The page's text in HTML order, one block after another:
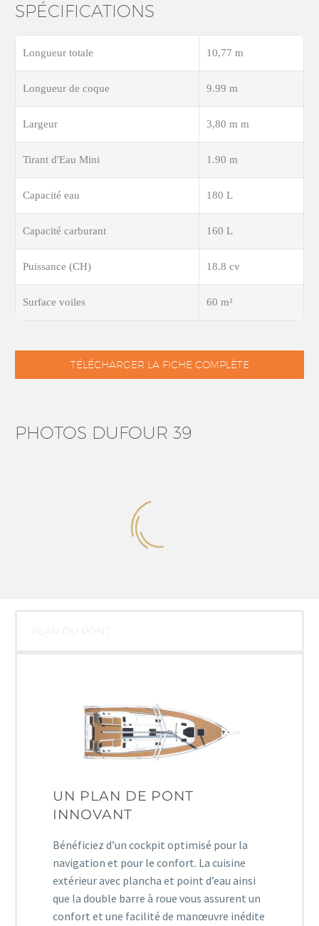
SPÉCIFICATIONS
Longueur totale 10,77 m
Longueur de coque 9.99 m
Largeur 3,80 m m
Tirant d'Eau Mini 1.90 m
Capacité eau 180 L
Capacité carburant 160 L
Puissance (CH) 18.8 cv
Surface voiles 60 m²
TÉLÉCHARGER LA FICHE COMPLÈTE
PHOTOS DUFOUR 39
UN PLAN DE PONT
INNOVANT
Bénéficiez d’un cockpit optimisé pour la
navigation et pour le confort. La cuisine
extérieur avec plancha et point d’eau ainsi
que la double barre à roue vous assurent un
confort et une facilité de manœuvre inédite